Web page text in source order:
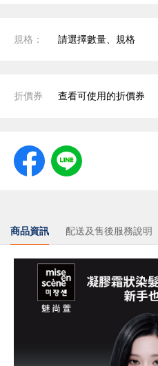
規格： 請選擇數量、規格
折價券 查看可使用的折價券
商品資訊 配送及售後服務說明